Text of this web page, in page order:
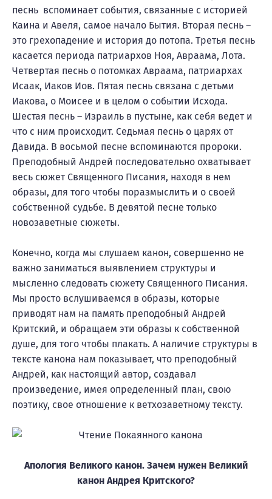
песнь вспоминает события, связанные с историей
Каина и Авеля, самое начало Бытия. Вторая песнь –
это грехопадение и история до потопа. Третья песнь
касается периода патриархов Ноя, Авраама, Лота.
Четвертая песнь о потомках Авраама, патриархах
Исаак, Иаков Иов. Пятая песнь связана с детьми
Иакова, о Моисее и в целом о событии Исхода.
Шестая песнь – Израиль в пустыне, как себя ведет и
что с ним происходит. Седьмая песнь о царях от
Давида. В восьмой песне вспоминаются пророки.
Преподобный Андрей последовательно охватывает
весь сюжет Священного Писания, находя в нем
образы, для того чтобы поразмыслить и о своей
собственной судьбе. В девятой песне только
новозаветные сюжеты.
Конечно, когда мы слушаем канон, совершенно не
важно заниматься выявлением структуры и
мысленно следовать сюжету Священного Писания.
Мы просто вслушиваемся в образы, которые
приводят нам на память преподобный Андрей
Критский, и обращаем эти образы к собственной
душе, для того чтобы плакать. А наличие структуры в
тексте канона нам показывает, что преподобный
Андрей, как настоящий автор, создавал
произведение, имея определенный план, свою
поэтику, свое отношение к ветхозаветному тексту.
Апология Великого канон. Зачем нужен Великий
канон Андрея Критского?